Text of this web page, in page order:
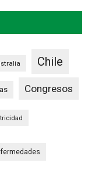
Chile
Congresos